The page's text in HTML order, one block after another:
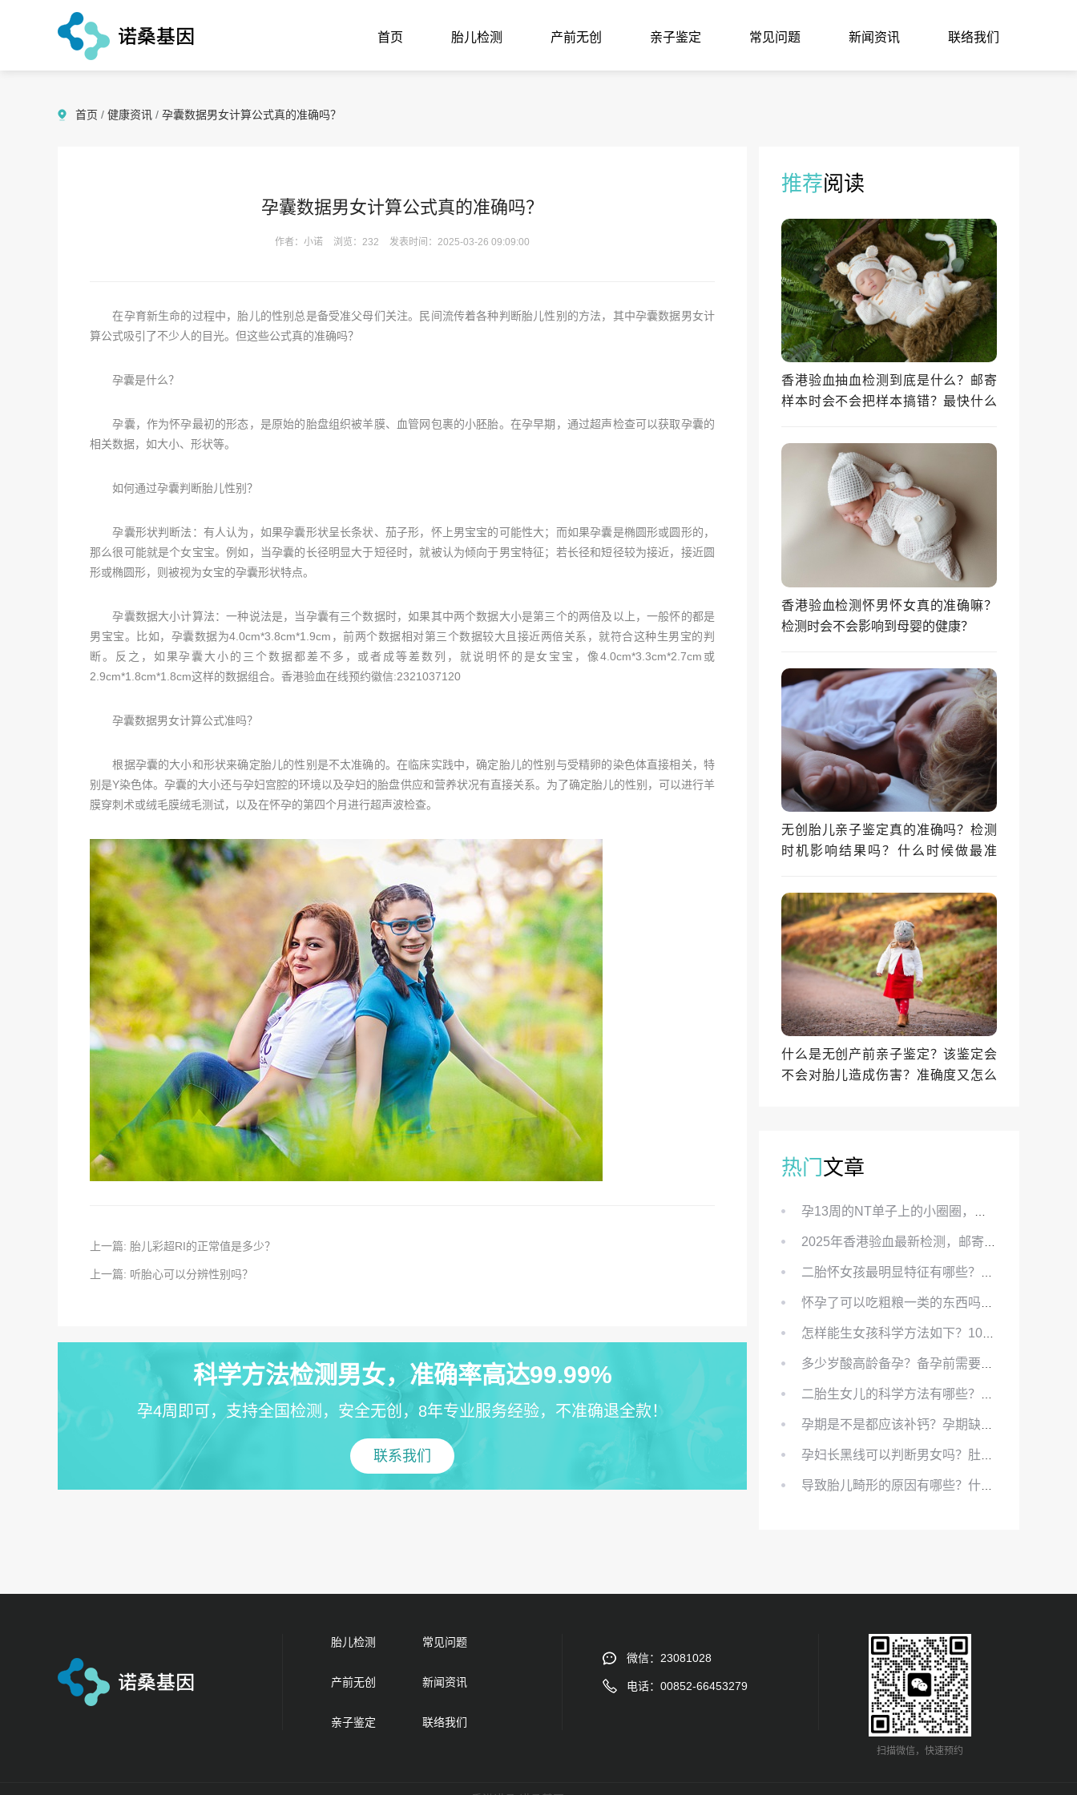
首页 胎儿检测 产前无创 亲子鉴定 常见问题 新闻资讯 联络我们
首页 / 健康资讯 / 孕囊数据男女计算公式真的准确吗？
孕囊数据男女计算公式真的准确吗？
作者：小诺 浏览：232 发表时间：2025-03-26 09:09:00
在孕育新生命的过程中，胎儿的性别总是备受准父母们关注。民间流传着各种判断胎儿性别的方法，其中孕囊数据男女计
算公式吸引了不少人的目光。但这些公式真的准确吗？
孕囊是什么？
孕囊，作为怀孕最初的形态，是原始的胎盘组织被羊膜、血管网包裹的小胚胎。在孕早期，通过超声检查可以获取孕囊的
相关数据，如大小、形状等。
如何通过孕囊判断胎儿性别？
孕囊形状判断法：有人认为，如果孕囊形状呈长条状、茄子形，怀上男宝宝的可能性大；而如果孕囊是椭圆形或圆形的，
那么很可能就是个女宝宝。例如，当孕囊的长径明显大于短径时，就被认为倾向于男宝特征；若长径和短径较为接近，接近圆
形或椭圆形，则被视为女宝的孕囊形状特点。
孕囊数据大小计算法：一种说法是，当孕囊有三个数据时，如果其中两个数据大小是第三个的两倍及以上，一般怀的都是
男宝宝。比如，孕囊数据为4.0cm*3.8cm*1.9cm，前两个数据相对第三个数据较大且接近两倍关系，就符合这种生男宝的判
断。反之，如果孕囊大小的三个数据都差不多，或者成等差数列，就说明怀的是女宝宝，像4.0cm*3.3cm*2.7cm或
2.9cm*1.8cm*1.8cm这样的数据组合。香港验血在线预约徽信:2321037120
孕囊数据男女计算公式准吗？
根据孕囊的大小和形状来确定胎儿的性别是不太准确的。在临床实践中，确定胎儿的性别与受精卵的染色体直接相关，特
别是Y染色体。孕囊的大小还与孕妇宫腔的环境以及孕妇的胎盘供应和营养状况有直接关系。为了确定胎儿的性别，可以进行羊
膜穿刺术或绒毛膜绒毛测试，以及在怀孕的第四个月进行超声波检查。
上一篇: 胎儿彩超RI的正常值是多少？
上一篇: 听胎心可以分辨性别吗？
科学方法检测男女，准确率高达99.99%
孕4周即可，支持全国检测，安全无创，8年专业服务经验，不准确退全款！
联系我们
推荐阅读
香港验血抽血检测到底是什么？邮寄
样本时会不会把样本搞错？最快什么
香港验血检测怀男怀女真的准确嘛？
检测时会不会影响到母婴的健康？
无创胎儿亲子鉴定真的准确吗？检测
时机影响结果吗？什么时候做最准
什么是无创产前亲子鉴定？该鉴定会
不会对胎儿造成伤害？准确度又怎么
热门文章
胎儿检测 常见问题
产前无创 新闻资讯
亲子鉴定 联络我们
微信：23081028
电话：00852-66453279
扫描微信，快速预约